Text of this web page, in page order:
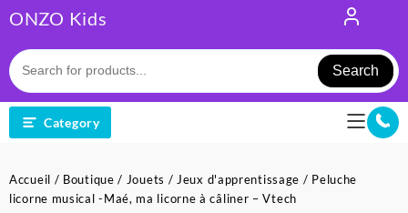
to
content
ONZO Kids
Search
Category
Accueil / Boutique / Jouets / Jeux d'apprentissage / Peluche
licorne musical -Maé, ma licorne à câliner – Vtech